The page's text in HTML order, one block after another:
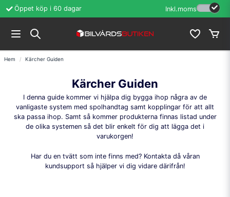
Öppet köp i 60 dagar Erfarenhet sedan
Inkl.moms
Hem Kärcher Guiden
Kärcher Guiden
I denna guide kommer vi hjälpa dig bygga ihop några av de
vanligaste system med spolhandtag samt kopplingar för att allt
ska passa ihop. Samt så kommer produkterna finnas listad under
de olika systemen så det blir enkelt för dig att lägga det i
varukorgen!
Har du en tvätt som inte finns med? Kontakta då våran
kundsupport så hjälper vi dig vidare därifrån!